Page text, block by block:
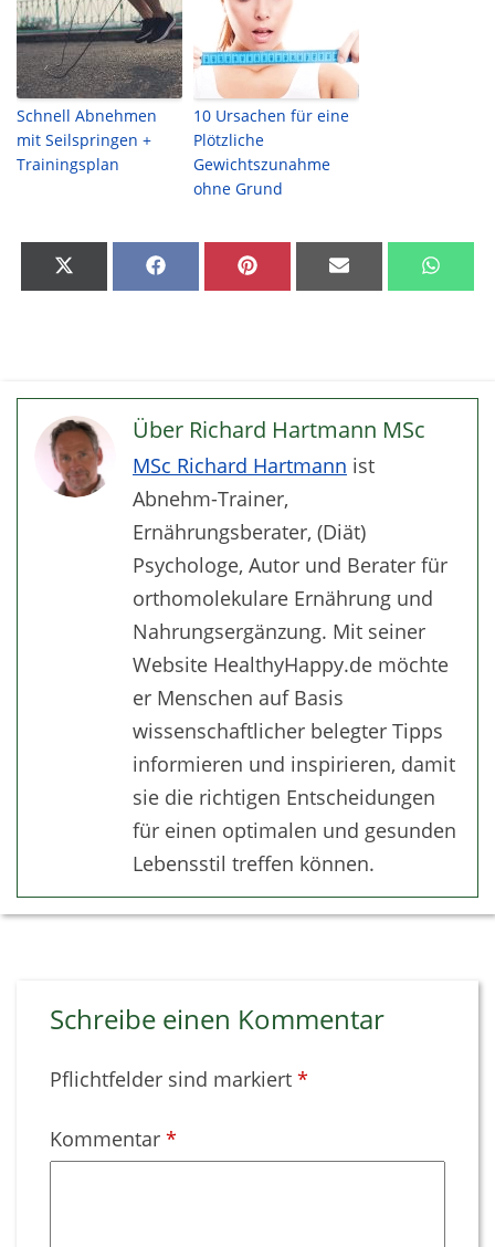
Schnell Abnehmen
mit Seilspringen +
Trainingsplan
10 Ursachen für eine
Plötzliche
Gewichtszunahme
ohne Grund
on
Share
on
Share
on
Share
on on
Über Richard Hartmann MSc
MSc Richard Hartmann ist
Abnehm-Trainer,
Ernährungsberater, (Diät)
Psychologe, Autor und Berater für
orthomolekulare Ernährung und
Nahrungsergänzung. Mit seiner
Website HealthyHappy.de möchte
er Menschen auf Basis
wissenschaftlicher belegter Tipps
informieren und inspirieren, damit
sie die richtigen Entscheidungen
für einen optimalen und gesunden
Lebensstil treffen können.
Schreibe einen Kommentar
Pflichtfelder sind markiert *
Kommentar *